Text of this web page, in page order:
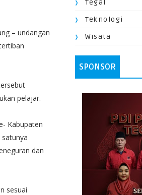
– undangan
pelajar.
Kabupaten
dan
sesuai
Tegal
Teknologi
Wisata
SPONSOR